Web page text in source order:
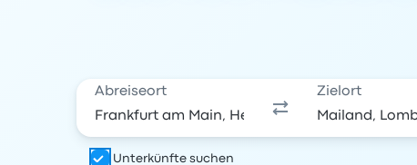
Abreiseort Zielort
Unterkünfte suchen